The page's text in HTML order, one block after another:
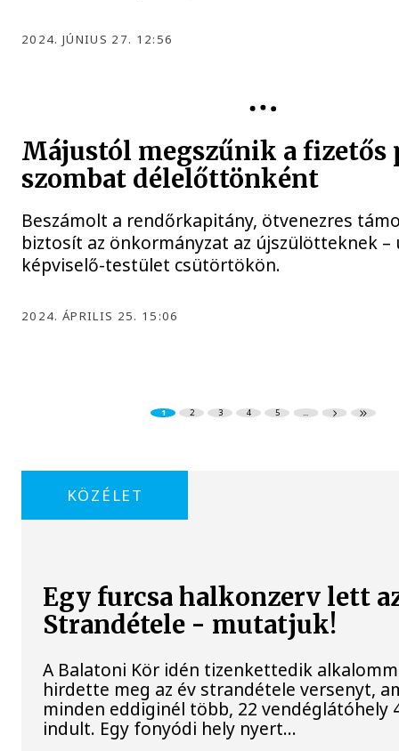
2024. JÚNIUS 27. 12:56
Májustól megszűnik a fizetős
szombat délelőttönként
Beszámolt a rendőrkapitány, ötvenezres
biztosít az önkormányzat az újszülötteknek –
képviselő-testület csütörtökön.
2024. ÁPRILIS 25. 15:06
1 2 3 4 5 ...
KÖZÉLET
Egy furcsa halkonzerv lett
Strandétele - mutatjuk!
A Balatoni Kör idén tizenkettedik
hirdette meg az év strandétele versenyt,
minden eddiginél több, 22 vendéglátóhely
indult. Egy fonyódi hely nyert...